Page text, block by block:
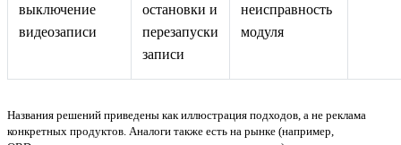
выключение
видеозаписи
остановки и
перезапуски
записи
неисправность
модуля
Названия решений приведены как иллюстрация подходов, а не реклама
конкретных продуктов. Аналоги также есть на рынке (например,